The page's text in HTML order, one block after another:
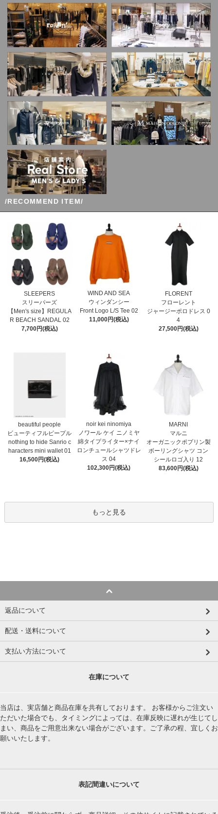
/RECOMMEND ITEM/
SLEEPERS
スリーパーズ
【Men's size】REGULA
R BEACH SANDAL 02
7,700円(税込)
WIND AND SEA
ウィンダンシー
Front Logo L/S Tee 02
11,000円(税込)
FLORENT
フローレント
ジャージーポロドレス 0
4
27,500円(税込)
beautiful people
ビューティフルピープル
nothing to hide Sanrio c
haracters mini wallet⁠ 01
16,500円(税込)
noir kei ninomiya
ノワール ケイ ニノミヤ
綿タイプライター×ナイ
ロンチュールシャツドレ
ス 04
102,300円(税込)
MARNI
マルニ
オーガニックポプリン製
ボーリングシャツ コン
シールロゴ入り 12
83,600円(税込)
もっと見る
返品について
配送・送料について
支払い方法について
在庫について
当店は、実店舗と商品在庫を共有しております。 お客様からご注文い
ただいた場合でも、タイミングによっては、在庫反映に遅れが生じてし
まい、商品をご用意出来ない場合がございます。ご了承の程、宜しくお
願いいたします。
表記間違いについて